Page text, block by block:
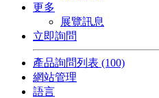
更多
展覽訊息
立即詢問
產品詢問列表 (100)
網站管理
語言